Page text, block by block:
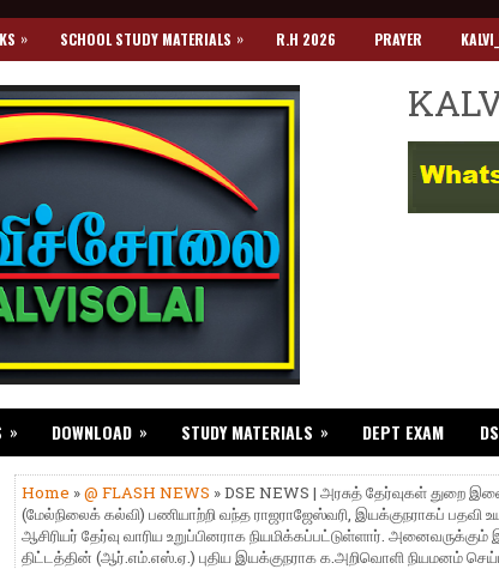
» SCHOOL STUDY MATERIALS » R.H 2026 PRAYER
» DOWNLOAD » STUDY MATERIALS » DEPT EXAM
Home »@ FLASH NEWS » DSE NEWS | அரசுத் தேர்வுகள் துறை
(மேல்நிலைக் கல்வி) பணியாற்றி வந்த ராஜராஜேஸ்வரி, இயக்குநராகப் பதவி
ஆசிரியர் தேர்வு வாரிய உறுப்பினராக நியமிக்கப்பட்டுள்ளார்.
திட்டத்தின் (ஆர்.எம்.எஸ்.ஏ.) புதிய இயக்குநராக க.அறிவொளி நியமனம்